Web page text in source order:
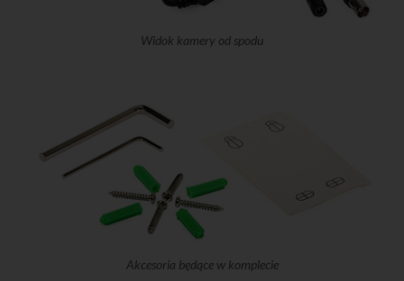
Widok kamery od spodu
Akcesoria będące w komplecie